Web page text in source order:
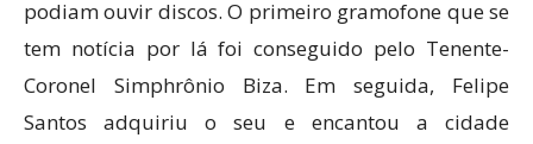
podiam ouvir discos. O primeiro gramofone que se
tem notícia por lá foi conseguido pelo Tenente-
Coronel Simphrônio Biza. Em seguida, Felipe
Santos adquiriu o seu e encantou a cidade